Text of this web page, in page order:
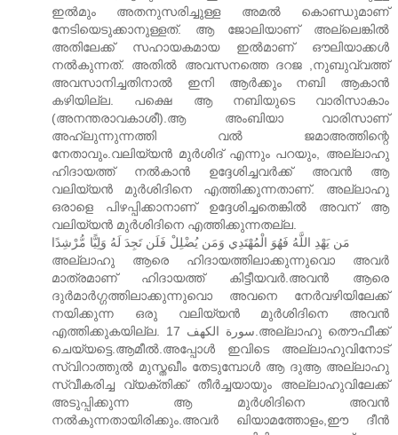
ഇല്‍മും അതനുസരിച്ചുള്ള അമല്‍ കൊണ്ഡുമാണ്
നേടിയെടുക്കാനുള്ളത്. ആ ജോലിയാണ് അല്ലെങ്കില്‍
അതിലേക്ക് സഹായകമാ‍യ ഇല്‍മാണ് ഔലിയാക്കള്‍
നല്‍കുന്നത്. അതില്‍ അവസനത്തെ ദറജ ,നുബുവ്വത്ത്
അവസാനിച്ചതിനാല്‍ ഇനി ആര്‍ക്കും നബി ആകാന്‍
കഴിയില്ല. പക്ഷെ ആ നബിയുടെ വാരിസാകാം
(അനന്തരാവകാശീ).ആ അംബിയാ വാരിസാണ്
അഹ്ലുന്നുന്നത്തി വല്‍ ജമാ‍അത്തിന്റെ
നേതാവും.വലിയ്യന്‍ മുര്‍ശിദ് എന്നും പറയും, അല്ലാഹു
ഹിദായത്ത് നല്‍കാന്‍ ഉദ്ദേശിച്ചവര്‍ക്ക് അവന്‍ ആ
വലിയ്യന്‍ മുര്‍ശിദിനെ എത്തിക്കുന്നതാണ്. അല്ലാഹു
ഒരാളെ പിഴപ്പിക്കാനാണ് ഉദ്ദേശിച്ചതെങ്കില്‍ അവന് ആ
വലിയ്യന്‍ മുര്‍ശിദിനെ എത്തിക്കുന്നതല്ല.
مَن يَهْدِ اللَّهُ فَهُوَ الْمُهْتَدِي وَمَن يُضْلِلْ فَلَن تَجِدَ لَهُ وَلِيًّا مُّرْشِدًا
അല്ലാഹു ആരെ ഹിദായത്തിലാക്കുന്നുവൊ അവര്‍
മാത്രമാണ് ഹിദായത്ത് കിട്ടീയവര്‍.അവന്‍ ആരെ
ദുര്‍മാര്‍ഗ്ഗത്തിലാക്കുന്നുവൊ അവനെ നേര്‍വഴിയിലേക്ക്
നയിക്കുന്ന ഒരു വലിയ്യന്‍ മുര്‍ശിദിനെ അവന്‍
എത്തിക്കുകയില്ല. سورة الكهف 17.അല്ലാഹു തൌഫീക്ക്
ചെയ്യട്ടെ.ആമീല്‍.അപ്പോള്‍ ഇവിടെ അല്ലാഹുവിനോട്
സ്വിറാത്തുല്‍ മുസ്തഖീം തേടുമ്പോള്‍ ആ ദുആ അല്ലാഹു
സ്വീകരിച്ച വ്യക്തിക്ക് തീര്‍ച്ചയായും അല്ലാഹുവിലേക്ക്
അടുപ്പിക്കുന്ന ആ മുര്‍ശിദിനെ അവന്‍
നല്‍കുന്നതായിരിക്കും.അവര്‍ ഖിയാമത്തോളം,ഈ ദീന്‍